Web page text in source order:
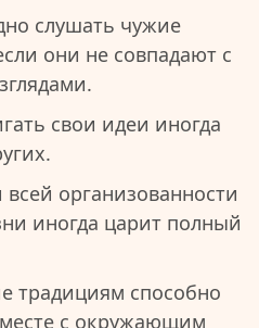
слушать чужие
они не совпадают с
свои идеи иногда
организованности
иногда царит полный
традициям способно
с окружающим